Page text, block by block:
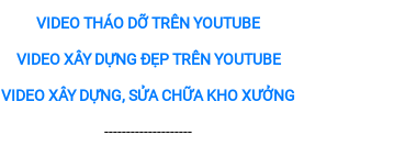
VIDEO THÁO DỠ TRÊN YOUTUBE
VIDEO XÂY DỰNG ĐẸP TRÊN YOUTUBE
VIDEO XÂY DỰNG, SỬA CHỮA KHO XƯỞNG
--------------------